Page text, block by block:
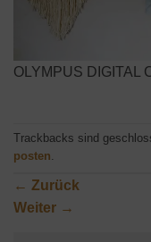
OLYMPUS DIGITAL
Trackbacks sind
posten.
← Zurück
Weiter →